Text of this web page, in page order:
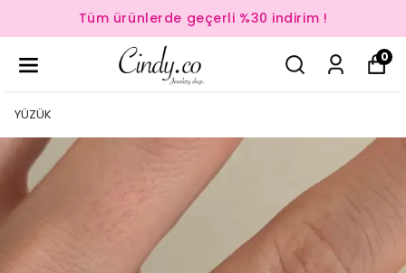
Tüm ürünlerde geçerli %30 indirim !
0
YÜZÜK